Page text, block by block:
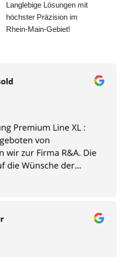
Langlebige Lösungen mit
höchster Präzision im
Rhein-Main-Gebiet!